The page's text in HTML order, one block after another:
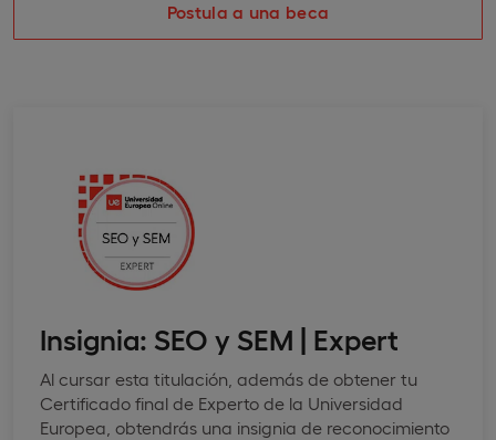
Postula a una beca
Insignia: SEO y SEM | Expert
Al cursar esta titulación, además de obtener tu
Certificado final de Experto de la Universidad
Europea, obtendrás una insignia de reconocimiento